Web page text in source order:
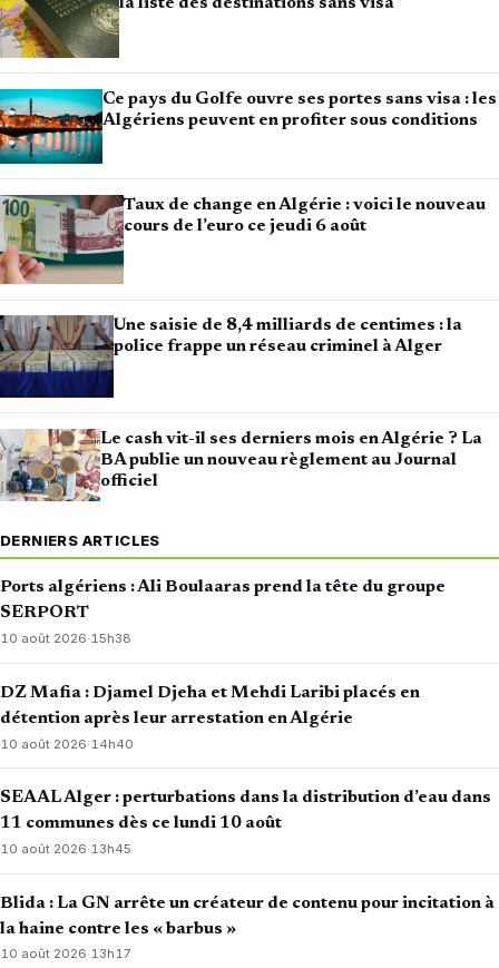
Ce pays du Golfe ouvre ses portes sans visa : les
Algériens peuvent en profiter sous conditions
Taux de change en Algérie : voici le nouveau
cours de l’euro ce jeudi 6 août
Une saisie de 8,4 milliards de centimes : la
police frappe un réseau criminel à Alger
Le cash vit-il ses derniers mois en Algérie ? La
BA publie un nouveau règlement au Journal
officiel
DERNIERS ARTICLES
Ports algériens : Ali Boulaaras prend la tête du groupe
SERPORT
10 août 2026·15h38
DZ Mafia : Djamel Djeha et Mehdi Laribi placés en
détention après leur arrestation en Algérie
10 août 2026· 14h40
SEAAL Alger : perturbations dans la distribution d’eau dans
11 communes dès ce lundi 10 août
10 août 2026·13h45
Blida : La GN arrête un créateur de contenu pour incitation à
la haine contre les « barbus »
10 août 2026·13h17